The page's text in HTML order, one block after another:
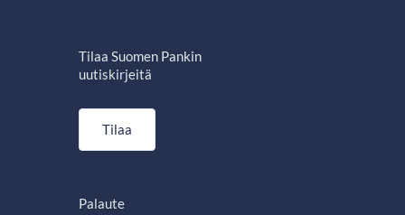
Tilaa Suomen Pankin
uutiskirjeitä
Tilaa
Palaute